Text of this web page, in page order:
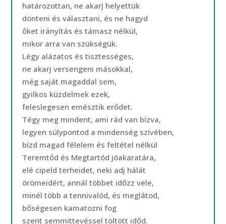
határozottan, ne akarj helyettük
dönteni és választani, és ne hagyd
őket irányítás és támasz nélkül,
mikor arra van szükségük.
Légy alázatos és tisztességes,
ne akarj versengeni másokkal,
még saját magaddal sem,
gyilkos küzdelmek ezek,
feleslegesen emésztik erődet.
Tégy meg mindent, ami rád van bízva,
legyen súlypontod a mindenség szívében,
bízd magad félelem és feltétel nélkül
Teremtőd és Megtartód jóakaratára,
elé cipeld terheidet, neki adj hálát
örömeidért, annál többet időzz vele,
minél több a tennivalód, és meglátod,
bőségesen kamatozni fog
szent semmittevéssel töltött időd.